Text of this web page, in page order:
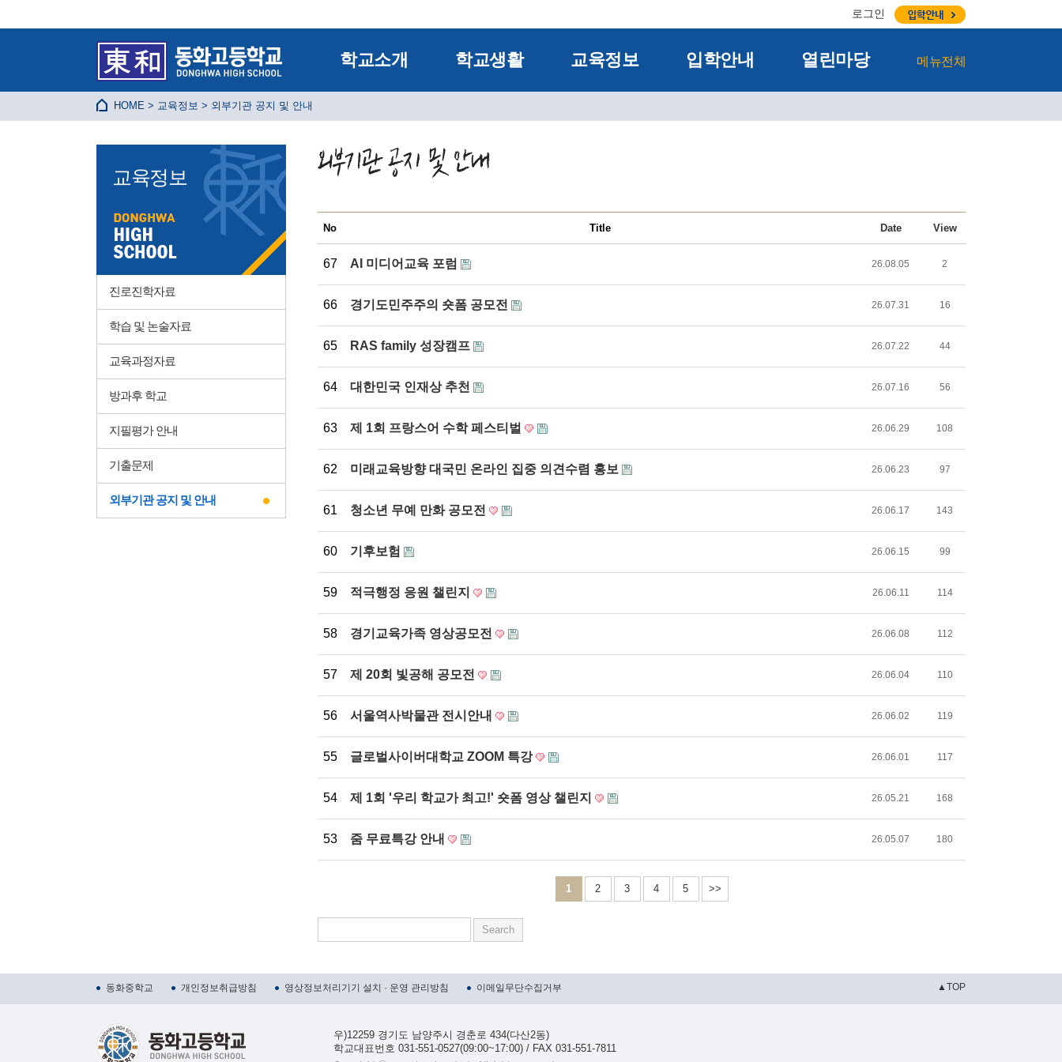
로그인
학교소개 학교생활 교육정보 입학안내 열린마당 메뉴전체
HOME > 교육정보 > 외부기관 공지 및 안내
교육정보
진로진학자료
학습 및 논술자료
교육과정자료
방과후 학교
지필평가 안내
기출문제
외부기관 공지 및 안내
No Title Date View
67 AI 미디어교육 포럼 26.08.05 2
66 경기도민주주의 숏폼 공모전 26.07.31 16
65 RAS family 성장캠프 26.07.22 44
64 대한민국 인재상 추천 26.07.16 56
63 제 1회 프랑스어 수학 페스티벌 26.06.29 108
62 미래교육방향 대국민 온라인 집중 의견수렴 홍보 26.06.23 97
61 청소년 무예 만화 공모전 26.06.17 143
60 기후보험 26.06.15 99
59 적극행정 응원 챌린지 26.06.11 114
58 경기교육가족 영상공모전 26.06.08 112
57 제 20회 빛공해 공모전 26.06.04 110
56 서울역사박물관 전시안내 26.06.02 119
55 글로벌사이버대학교 ZOOM 특강 26.06.01 117
54 제 1회 '우리 학교가 최고!' 숏폼 영상 챌린지 26.05.21 168
53 줌 무료특강 안내 26.05.07 180
1 2 3 4 5 >>
동화중학교 개인정보취급방침 영상정보처리기기 설치 · 운영 관리방침 이메일무단수집거부 ▲TOP
우)12259 경기도 남양주시 경춘로 434(다산2동)
학교대표번호 031-551-0527(09:00~17:00) / FAX 031-551-7811